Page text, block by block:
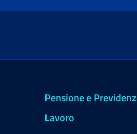
Pensione e
Lavoro